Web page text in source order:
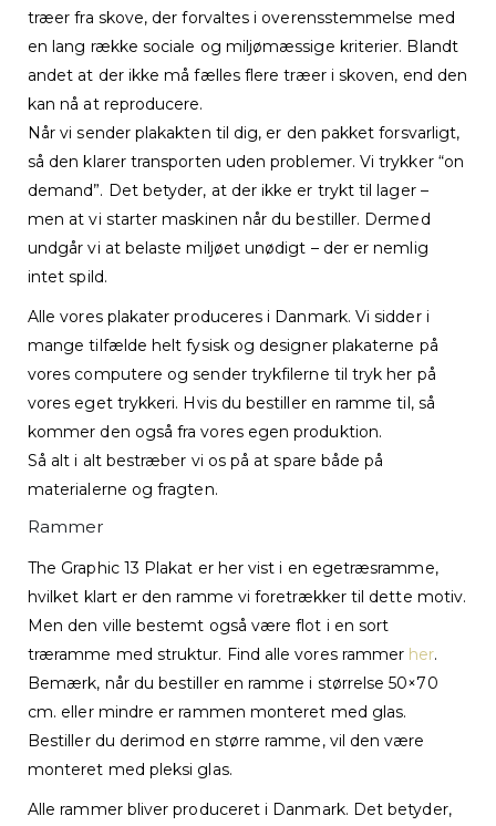
træer fra skove, der forvaltes i overensstemmelse med
en lang række sociale og miljømæssige kriterier. Blandt
andet at der ikke må fælles flere træer i skoven, end den
kan nå at reproducere.
Når vi sender plakakten til dig, er den pakket forsvarligt,
så den klarer transporten uden problemer. Vi trykker “on
demand”. Det betyder, at der ikke er trykt til lager –
men at vi starter maskinen når du bestiller. Dermed
undgår vi at belaste miljøet unødigt – der er nemlig
intet spild.
Alle vores plakater produceres i Danmark. Vi sidder i
mange tilfælde helt fysisk og designer plakaterne på
vores computere og sender trykfilerne til tryk her på
vores eget trykkeri. Hvis du bestiller en ramme til, så
kommer den også fra vores egen produktion.
Så alt i alt bestræber vi os på at spare både på
materialerne og fragten.
Rammer
The Graphic 13 Plakat er her vist i en egetræsramme,
hvilket klart er den ramme vi foretrækker til dette motiv.
Men den ville bestemt også være flot i en sort
træramme med struktur. Find alle vores rammer her.
Bemærk, når du bestiller en ramme i størrelse 50×70
cm. eller mindre er rammen monteret med glas.
Bestiller du derimod en større ramme, vil den være
monteret med pleksi glas.
Alle rammer bliver produceret i Danmark. Det betyder,